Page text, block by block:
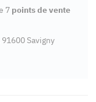
7 points de vente
Savigny